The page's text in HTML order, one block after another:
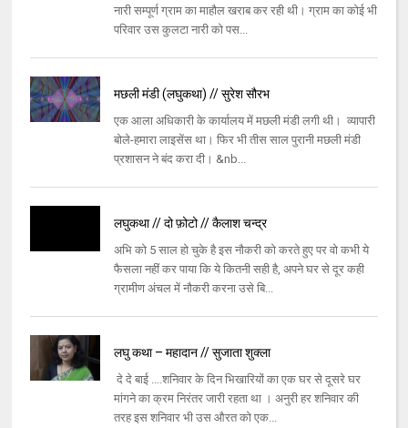
नारी सम्पूर्ण ग्राम का माहौल खराब कर रही थी। ग्राम का कोई भी
परिवार उस कुलटा नारी को पस...
मछली मंडी (लघुकथा) // सुरेश सौरभ
एक आला अधिकारी के कार्यालय में मछली मंडी लगी थी। व्यापारी
बोले-हमारा लाइसेंस था। फिर भी तीस साल पुरानी मछली मंडी
प्रशासन ने बंद करा दी। &nb...
लघुकथा // दो फ़ोटो // कैलाश चन्द्र
अभि को 5 साल हो चुके है इस नौकरी को करते हुए पर वो कभी ये
फैसला नहीं कर पाया कि ये कितनी सही है, अपने घर से दूर कही
ग्रामीण अंचल में नौकरी करना उसे बि...
लघु कथा – महादान // सुजाता शुक्ला
दे दे बाई ....शनिवार के दिन भिखारियों का एक घर से दूसरे घर
मांगने का क्रम निरंतर जारी रहता था । अनुरी हर शनिवार की
तरह इस शनिवार भी उस औरत को एक...